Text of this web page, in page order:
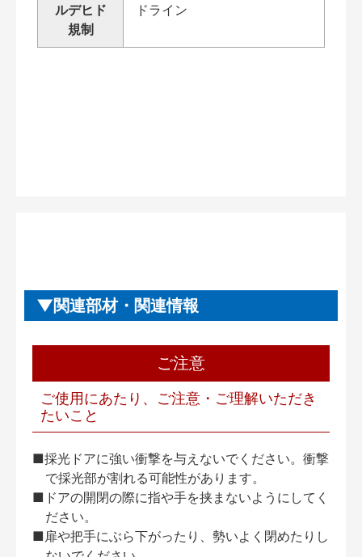
ルデヒド
規制
ドライン
関連部材・関連情報
ご注意
ご使用にあたり、ご注意・ご理解いただき
たいこと
■採光ドアに強い衝撃を与えないでください。衝撃
で採光部が割れる可能性があります。
■ドアの開閉の際に指や手を挟まないようにしてく
ださい。
■扉や把手にぶら下がったり、勢いよく閉めたりし